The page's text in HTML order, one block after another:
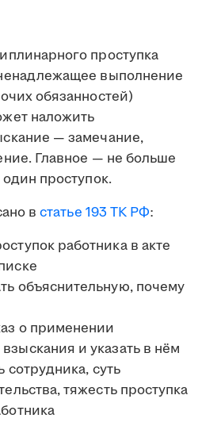
проступка
выполнение
обязанностей)
наложить
— замечание,
Главное — не больше
проступок.
встатье 193 ТК РФ:
работника в акте
объяснительную, почему
о применении
и указать в нём
суть
тяжесть проступка